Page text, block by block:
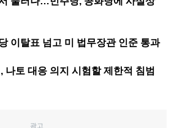
이탈표 넘고 미 법무장관 인준 통과
나토 대응 의지 시험할 제한적 침범